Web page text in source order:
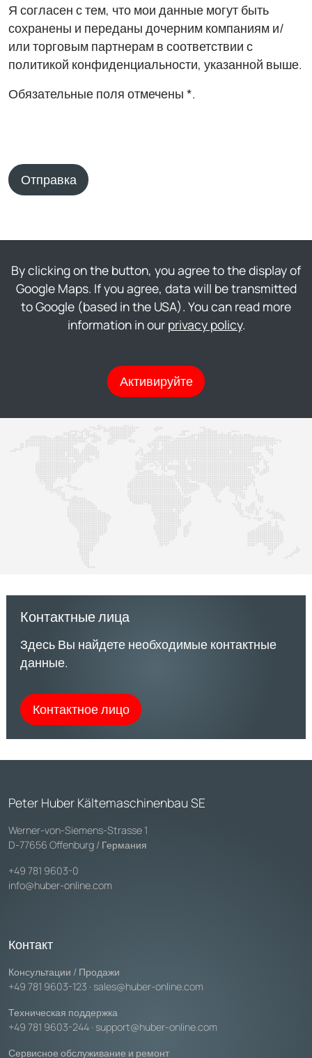
Я согласен с тем, что мои данные могут быть
сохранены и переданы дочерним компаниям и/
или торговым партнерам в соответствии с
политикой конфиденциальности, указанной выше.
Обязательные поля отмечены *.
Отправка
By clicking on the button, you agree to the display of
Google Maps. If you agree, data will be transmitted
to Google (based in the USA). You can read more
information in our privacy policy.
Активируйте
Контактные лица
Здесь Вы найдете необходимые контактные
данные.
Контактное лицо
Peter Huber Kältemaschinenbau SE
Werner-von-Siemens-Strasse 1
D-77656 Offenburg / Германия
+49 781 9603-0
info@huber-online.com
Контакт
Консультации / Продажи
+49 781 9603-123 · sales@huber-online.com
Техническая поддержка
+49 781 9603-244 · support@huber-online.com
Сервисное обслуживание и ремонт